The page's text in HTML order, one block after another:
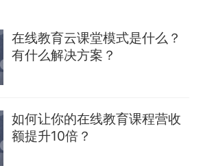
在线教育云课堂模式是什么？
有什么解决方案？
如何让你的在线教育课程营收
额提升10倍？